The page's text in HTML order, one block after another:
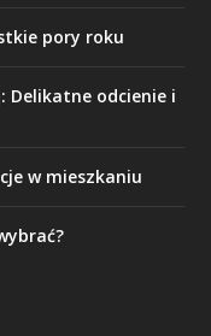
pory roku
Delikatne odcienie i
w mieszkaniu